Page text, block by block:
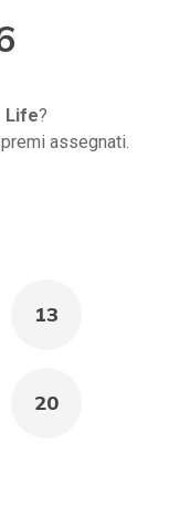
Life?
assegnati.
13
20